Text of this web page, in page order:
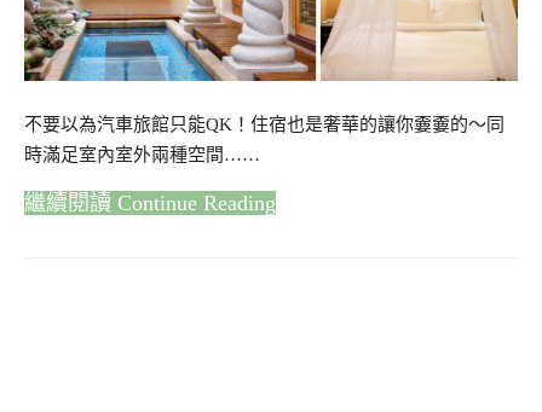
不要以為汽車旅館只能QK！住宿也是奢華的讓你嫑嫑的～同
時滿足室內室外兩種空間……
Continue Reading